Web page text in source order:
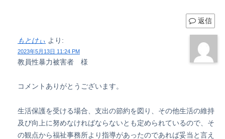
返信
もとけぃ より:
2023年5月13日 11:24 PM
教員性暴力被害者 様
コメントありがとうございます。
生活保護を受ける場合、支出の節約を図り、その他生活の維持
及び向上に努めなければならないとも定められているので、そ
の観点から福祉事務所より指導があったのであれば妥当と言え